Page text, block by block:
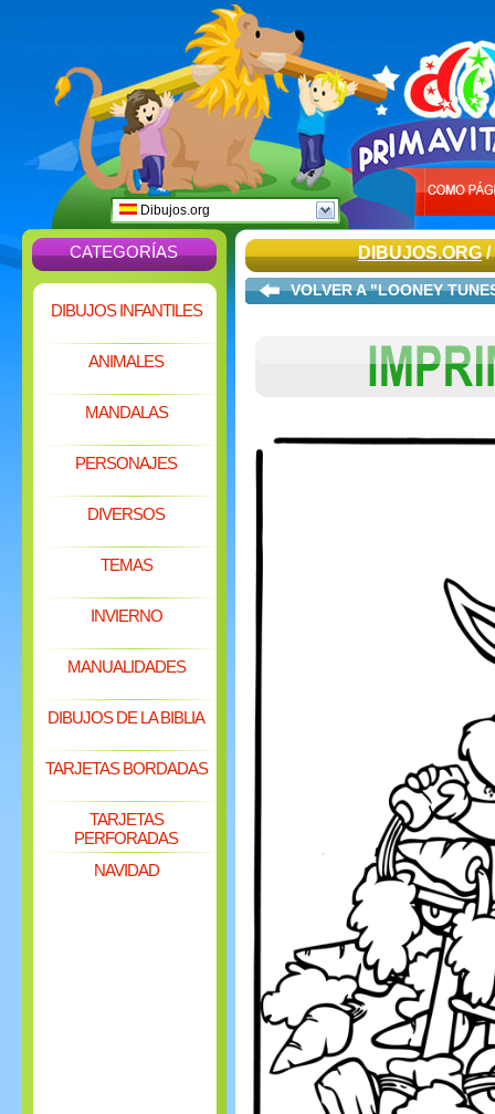
Dibujos.org
CATEGORÍAS
DIBUJOS INFANTILES
ANIMALES
MANDALAS
PERSONAJES
DIVERSOS
TEMAS
INVIERNO
MANUALIDADES
DIBUJOS DE LA BIBLIA
TARJETAS BORDADAS
TARJETAS
PERFORADAS
NAVIDAD
DIBUJOS.ORG/
VOLVER A "LOONEY